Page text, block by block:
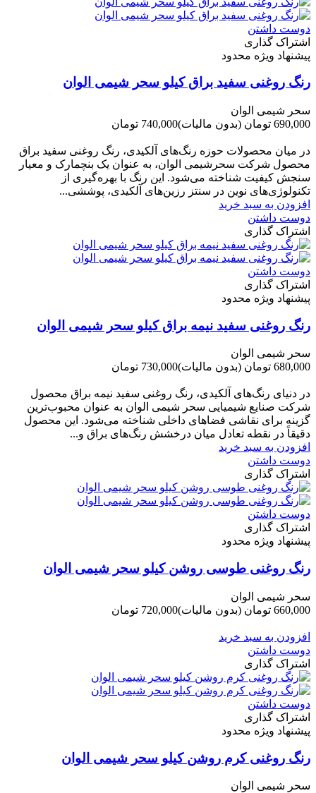
دوست داشتن
اشتراک گذاری
پیشنهاد ویژه محدود
رنگ روغنی سفید براق کیلو سحر شیمی الوان
سحر شیمی الوان
690,000 تومان
(بدون مالیات)740,000 تومان
در میان محصولات حوزه رنگ‌های آلکیدی، رنگ روغنی سفید براق
محصول شرکت سحرشیمی الوان، به عنوان یک بنچمارک و معیار
سنجش کیفیت شناخته می‌شود. این رنگ با بهره‌گیری از
تکنولوژی‌های نوین در سنتز رزین‌های آلکیدی، پوششی...
افزودن به سبد خرید
دوست داشتن
اشتراک گذاری
دوست داشتن
اشتراک گذاری
پیشنهاد ویژه محدود
رنگ روغنی سفید نیمه براق کیلو سحر شیمی الوان
سحر شیمی الوان
680,000 تومان
(بدون مالیات)730,000 تومان
در دنیای رنگ‌های آلکیدی، رنگ روغنی سفید نیمه براق محصول
شرکت صنایع شیمیایی سحر شیمی الوان به عنوان محبوب‌ترین
گزینه برای نقاشی فضاهای داخلی شناخته می‌شود. این محصول
دقیقاً در نقطه تعادل میان درخشش رنگ‌های براق و...
افزودن به سبد خرید
دوست داشتن
اشتراک گذاری
دوست داشتن
اشتراک گذاری
پیشنهاد ویژه محدود
رنگ روغنی طوسی روشن کیلو سحر شیمی الوان
سحر شیمی الوان
660,000 تومان
(بدون مالیات)720,000 تومان
افزودن به سبد خرید
دوست داشتن
اشتراک گذاری
دوست داشتن
اشتراک گذاری
پیشنهاد ویژه محدود
رنگ روغنی کرم روشن کیلو سحر شیمی الوان
سحر شیمی الوان